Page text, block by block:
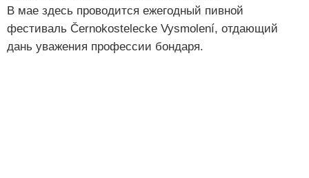
В мае здесь проводится ежегодный пивной
фестиваль Černokostelecke Vysmolení, отдающий
дань уважения профессии бондаря.